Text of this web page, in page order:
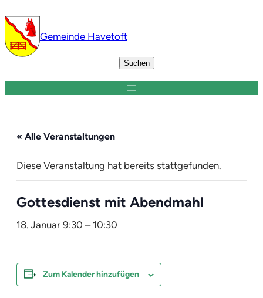
Gemeinde Havetoft
Suchen
« Alle Veranstaltungen
Diese Veranstaltung hat bereits stattgefunden.
Gottesdienst mit Abendmahl
18. Januar 9:30 – 10:30
Zum Kalender hinzufügen